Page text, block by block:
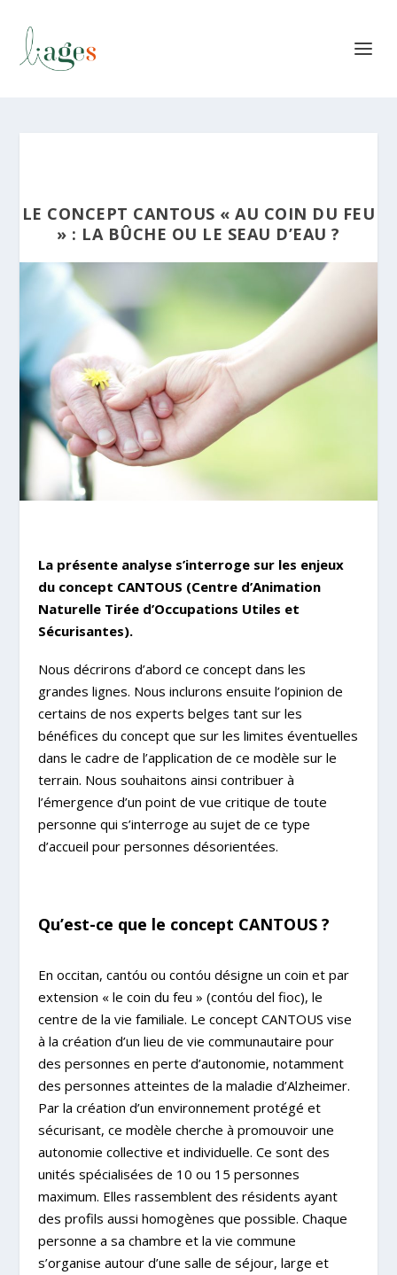
LE CONCEPT CANTOUS « AU COIN DU FEU
» : LA BÛCHE OU LE SEAU D’EAU ?
La présente analyse s’interroge sur les enjeux
du concept CANTOUS (Centre d’Animation
Naturelle Tirée d’Occupations Utiles et
Sécurisantes).
Nous décrirons d’abord ce concept dans les
grandes lignes. Nous inclurons ensuite l’opinion de
certains de nos experts belges tant sur les
bénéfices du concept que sur les limites éventuelles
dans le cadre de l’application de ce modèle sur le
terrain. Nous souhaitons ainsi contribuer à
l’émergence d’un point de vue critique de toute
personne qui s’interroge au sujet de ce type
d’accueil pour personnes désorientées.
Qu’est-ce que le concept CANTOUS ?
En occitan, cantóu ou contóu désigne un coin et par
extension « le coin du feu » (contóu del fioc), le
centre de la vie familiale. Le concept CANTOUS vise
à la création d’un lieu de vie communautaire pour
des personnes en perte d’autonomie, notamment
des personnes atteintes de la maladie d’Alzheimer.
Par la création d’un environnement protégé et
sécurisant, ce modèle cherche à promouvoir une
autonomie collective et individuelle. Ce sont des
unités spécialisées de 10 ou 15 personnes
maximum. Elles rassemblent des résidents ayant
des profils aussi homogènes que possible. Chaque
personne a sa chambre et la vie commune
s’organise autour d’une salle de séjour, large et